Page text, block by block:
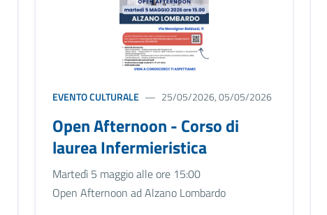
EVENTO CULTURALE 25/05/2026, 05/05/2026
Open Afternoon - Corso di
laurea Infermieristica
Martedì 5 maggio alle ore 15:00
Open Afternoon ad Alzano Lombardo